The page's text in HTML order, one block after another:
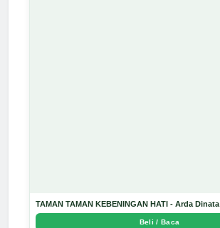
TAMAN TAMAN KEBENINGAN HATI - Arda Dinata
Beli / Baca